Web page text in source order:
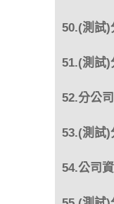
50.(測試)
51.(測試)
52.分公
53.(測試)
54.公司